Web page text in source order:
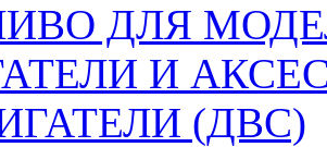
ДЛЯ
И
(ДВС)